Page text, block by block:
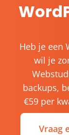
Heb je een
wil je
backups,
€59 per
Vraag